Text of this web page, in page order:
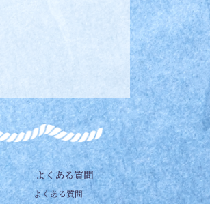
よくある質問
よくある質問